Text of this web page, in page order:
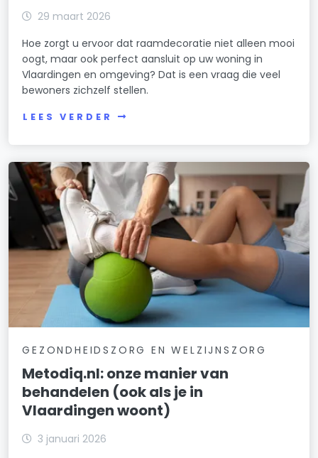
29 maart 2026
Hoe zorgt u ervoor dat raamdecoratie niet alleen mooi
oogt, maar ook perfect aansluit op uw woning in
Vlaardingen en omgeving? Dat is een vraag die veel
bewoners zichzelf stellen.
LEES VERDER
GEZONDHEIDSZORG EN WELZIJNSZORG
Metodiq.nl: onze manier van
behandelen (ook als je in
Vlaardingen woont)
3 januari 2026